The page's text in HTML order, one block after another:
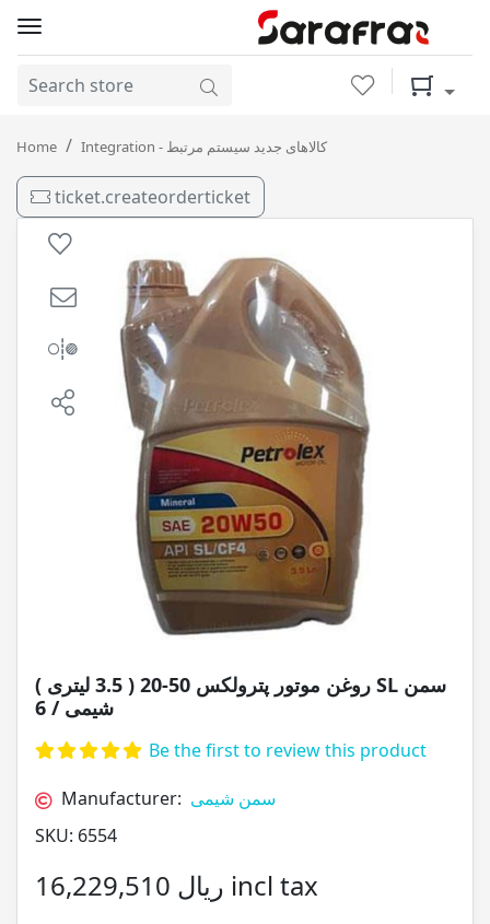
Wishlist
Home Integration - کالاهای جدید سیستم مرتبط
ticket.createorderticket
روغن موتور پترولکس 50-20 ( 3.5 لیتری ) SL سمن
شیمی / 6
Be the first to review this product
Manufacturer: سمن شیمی
SKU: 6554
16,229,510 ریال incl tax